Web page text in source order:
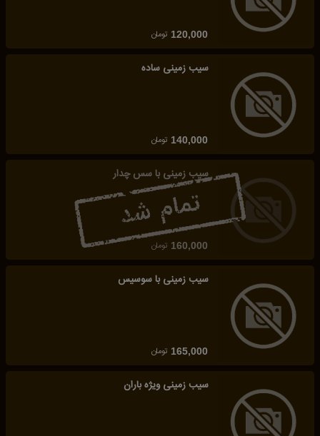
120,000 تومان
سیب زمینی ساده
140,000 تومان
سیب زمینی با سس چدار
160,000 تومان
سیب زمینی با سوسیس
165,000 تومان
سیب زمینی ویژه باران